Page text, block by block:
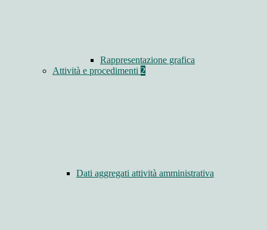
Rappresentazione grafica
Attività e procedimenti 2
Dati aggregati attività amministrativa